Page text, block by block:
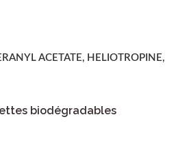
ACETATE, HELIOTROPINE,
biodégradables